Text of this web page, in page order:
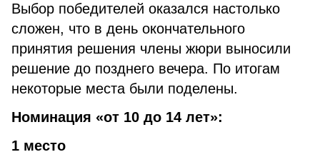
Выбор победителей оказался настолько
сложен, что в день окончательного
принятия решения члены жюри выносили
решение до позднего вечера. По итогам
некоторые места были поделены.
Номинация «от 10 до 14 лет»:
1 место